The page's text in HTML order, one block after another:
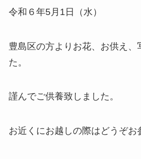
令和６年5月1日（水）
豊島区の方よりお花、お供え、
た。
謹んでご供養致しました。
お近くにお越しの際はどうぞお